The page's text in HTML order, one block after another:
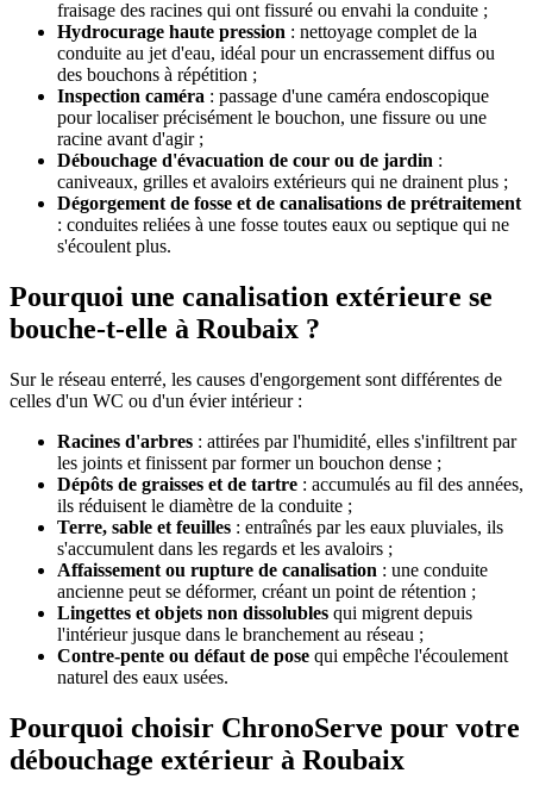
fraisage des racines qui ont fissuré ou envahi la conduite ;
Hydrocurage haute pression : nettoyage complet de la
conduite au jet d'eau, idéal pour un encrassement diffus ou
des bouchons à répétition ;
Inspection caméra : passage d'une caméra endoscopique
pour localiser précisément le bouchon, une fissure ou une
racine avant d'agir ;
Débouchage d'évacuation de cour ou de jardin :
caniveaux, grilles et avaloirs extérieurs qui ne drainent plus ;
Dégorgement de fosse et de canalisations de prétraitement
: conduites reliées à une fosse toutes eaux ou septique qui ne
s'écoulent plus.
Pourquoi une canalisation extérieure se
bouche-t-elle à Roubaix ?
Sur le réseau enterré, les causes d'engorgement sont différentes de
celles d'un WC ou d'un évier intérieur :
Racines d'arbres : attirées par l'humidité, elles s'infiltrent par
les joints et finissent par former un bouchon dense ;
Dépôts de graisses et de tartre : accumulés au fil des années,
ils réduisent le diamètre de la conduite ;
Terre, sable et feuilles : entraînés par les eaux pluviales, ils
s'accumulent dans les regards et les avaloirs ;
Affaissement ou rupture de canalisation : une conduite
ancienne peut se déformer, créant un point de rétention ;
Lingettes et objets non dissolubles qui migrent depuis
l'intérieur jusque dans le branchement au réseau ;
Contre-pente ou défaut de pose qui empêche l'écoulement
naturel des eaux usées.
Pourquoi choisir ChronoServe pour votre
débouchage extérieur à Roubaix